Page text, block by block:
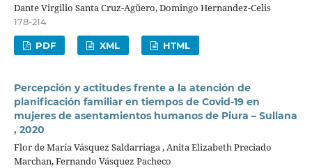
Dante Virgilio Santa Cruz-Agüero, Domingo Hernandez-Celis
178-214
PDF XML HTML
Percepción y actitudes frente a la atención de
planificación familiar en tiempos de Covid-19 en
mujeres de asentamientos humanos de Piura – Sullana
, 2020
Flor de María Vásquez Saldarriaga , Anita Elizabeth Preciado
Marchan, Fernando Vásquez Pacheco